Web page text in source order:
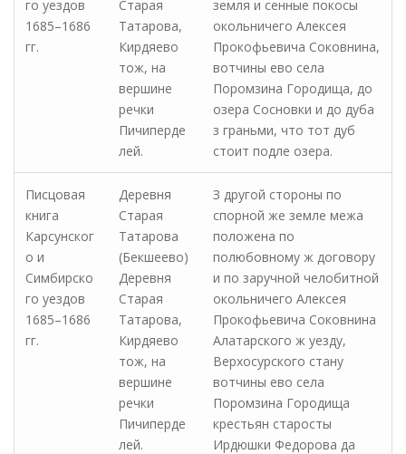
го уездов
1685–1686
гг.
Старая
Татарова,
Кирдяево
тож, на
вершине
речки
Пичиперде
лей.
земля и сенные покосы
окольничего Алексея
Прокофьевича Соковнина,
вотчины ево села
Поромзина Городища, до
озера Сосновки и до дуба
з граньми, что тот дуб
стоит подле озера.
Писцовая
книга
Карсунског
о и
Симбирско
го уездов
1685–1686
гг.
Деревня
Старая
Татарова
(Бекшеево)
Деревня
Старая
Татарова,
Кирдяево
тож, на
вершине
речки
Пичиперде
лей.
З другой стороны по
спорной же земле межа
положена по
полюбовному ж договору
и по заручной челобитной
окольничего Алексея
Прокофьевича Соковнина
Алатарского ж уезду,
Верхосурского стану
вотчины ево села
Поромзина Городища
крестьян старосты
Ирдюшки Федорова да